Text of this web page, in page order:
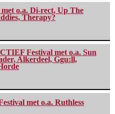
o.a. Di-rect, Up The
Therapy?
Festival met o.a. Sun
Alkerdeel, Ggu:ll,
met o.a. Ruthless